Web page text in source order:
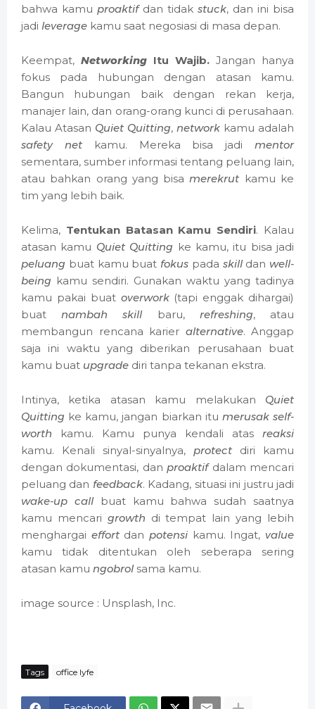
bahwa kamu proaktifdan tidak stuck, dan ini bisa
jadi leverage kamu saat negosiasi di masa depan.
Keempat, Networking Itu Wajib. Jangan hanya
fokus pada hubungan dengan atasan kamu.
Bangun hubungan baik dengan rekan kerja,
manajer lain, dan orang-orang kunci di perusahaan.
Kalau Atasan Quiet Quitting, network kamu adalah
safety netkamu. Mereka bisa jadimentor
sementara, sumber informasi tentang peluang lain,
atau bahkan orang yang bisamerekrut kamu ke
tim yang lebih baik.
Kelima, Tentukan Batasan Kamu Sendiri. Kalau
atasan kamu Quiet Quitting ke kamu, itu bisa jadi
peluang buat kamu buat fokus pada skilldan well-
being kamu sendiri. Gunakan waktu yang tadinya
kamu pakai buat overwork(tapi enggak dihargai)
buatnambah skillbaru, refreshing, atau
membangun rencana karier alternative. Anggap
saja ini waktu yang diberikan perusahaan buat
kamu buat upgrade diri tanpa tekanan ekstra.
Intinya, ketika atasan kamu melakukan Quiet
Quitting ke kamu, jangan biarkan itu merusak self-
worth kamu. Kamu punya kendali atas reaksi
kamu. Kenali sinyal-sinyalnya, protect diri kamu
dengan dokumentasi, danproaktifdalam mencari
peluang dan feedback. Kadang, situasi ini justru jadi
wake-up callbuat kamu bahwa sudah saatnya
kamu mencari growth di tempat lain yang lebih
menghargai effortdanpotensi kamu. Ingat, value
kamu tidak ditentukan oleh seberapa sering
atasan kamu ngobrolsama kamu.
image source : Unsplash, Inc.
Tags office lyfe